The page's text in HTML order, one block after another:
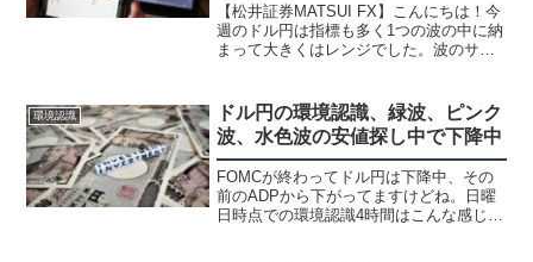
【松井証券MATSUI FX】こんにちは！今
週のドル円は指標も多く1つの波の中に納
まって大きくはレンジでした。波のサイ
ントリーポイントを書いて置きます。日
足、４時間足1...
環境認識
ドル円の環境認識、緑波、ピンク
波、水色波の安値探し中で下降中
FOMCが終わってドル円は下降中、その
前のADPから下がってますけどね。日曜
日時点での環境認識4時間はこんな感じで